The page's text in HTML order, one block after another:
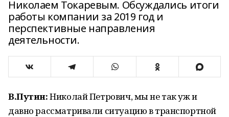
Николаем Токаревым. Обсуждались итоги
работы компании за 2019 год и
перспективные направления
деятельности.
В.Путин:Николай Петрович, мы не так уж и
давно рассматривали ситуацию в транспортной